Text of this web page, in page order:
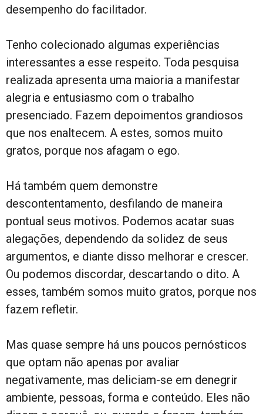
desempenho do facilitador.
Tenho colecionado algumas experiências
interessantes a esse respeito. Toda pesquisa
realizada apresenta uma maioria a manifestar
alegria e entusiasmo com o trabalho
presenciado. Fazem depoimentos grandiosos
que nos enaltecem. A estes, somos muito
gratos, porque nos afagam o ego.
Há também quem demonstre
descontentamento, desfilando de maneira
pontual seus motivos. Podemos acatar suas
alegações, dependendo da solidez de seus
argumentos, e diante disso melhorar e crescer.
Ou podemos discordar, descartando o dito. A
esses, também somos muito gratos, porque nos
fazem refletir.
Mas quase sempre há uns poucos pernósticos
que optam não apenas por avaliar
negativamente, mas deliciam-se em denegrir
ambiente, pessoas, forma e conteúdo. Eles não